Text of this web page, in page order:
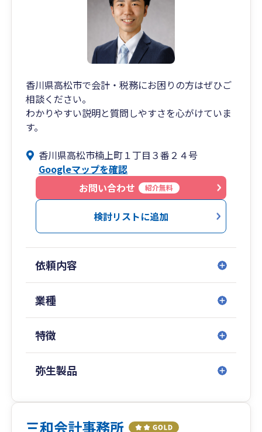
香川県高松市で会計・税務にお困りの方はぜひご
相談ください。
わかりやすい説明と質問しやすさを心がけていま
す。
香川県高松市楠上町１丁目３番２４号
Googleマップを確認
お問い合わせ
紹介無料
検討リストに追加
依頼内容
業種
特徴
弥生製品
三和会計事務所